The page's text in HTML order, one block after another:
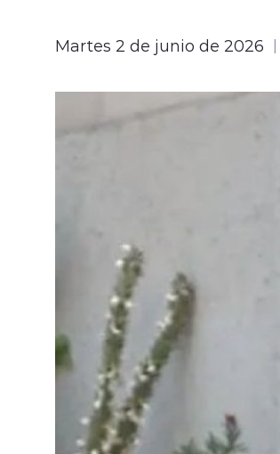
Martes 2 de junio de 2026